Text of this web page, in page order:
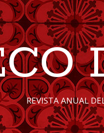
REVISTA ANUAL